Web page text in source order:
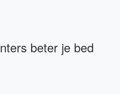
beter je bed